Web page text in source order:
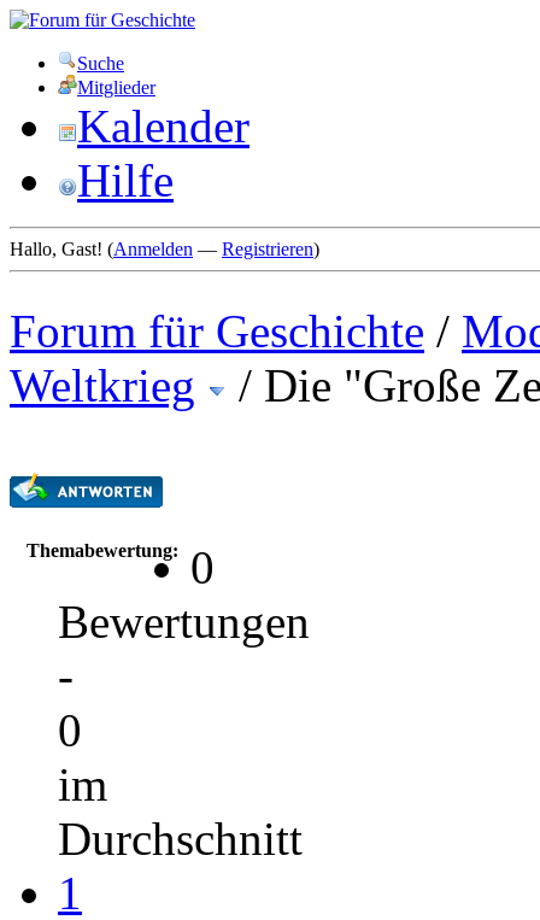
Suche
Mitglieder
Kalender
Hilfe
Hallo, Gast! (Anmelden — Registrieren)
Forum für Geschichte /
Weltkrieg
/ Die "Große
Themabewertung:
0
Bewertungen
-
0
im
Durchschnitt
1